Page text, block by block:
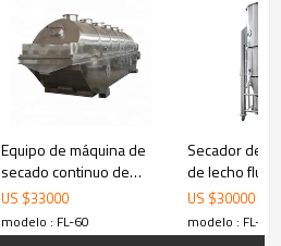
Equipo de máquina de
secado continuo de
lecho fluido vibrante
US $33000
modelo : FL-60
Secador de
de lecho
farmacéutico
certificado CE
US $30000
modelo : FL-60